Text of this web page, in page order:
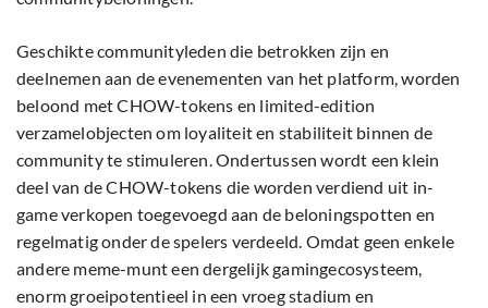
Geschikte communityleden die betrokken zijn en
deelnemen aan de evenementen van het platform, worden
beloond met CHOW-tokens en limited-edition
verzamelobjecten om loyaliteit en stabiliteit binnen de
community te stimuleren. Ondertussen wordt een klein
deel van de CHOW-tokens die worden verdiend uit in-
game verkopen toegevoegd aan de beloningspotten en
regelmatig onder de spelers verdeeld. Omdat geen enkele
andere meme-munt een dergelijk gamingecosysteem,
enorm groeipotentieel in een vroeg stadium en